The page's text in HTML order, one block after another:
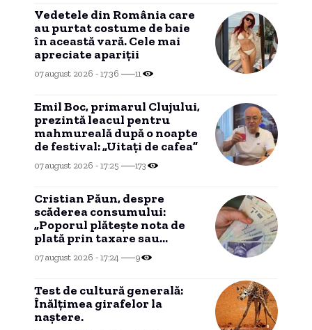
Vedetele din România care
au purtat costume de baie
în această vară. Cele mai
apreciate apariții
07 august 2026 - 17:36 11
Emil Boc, primarul Clujului,
prezintă leacul pentru
mahmureală după o noapte
de festival: „Uitați de cafea”
07 august 2026 - 17:25 173
Cristian Păun, despre
scăderea consumului:
„Poporul plătește nota de
plată prin taxare sau
inflație. Statul rămâne obez
și resursofag”
07 august 2026 - 17:24 9
Test de cultură generală:
Înălțimea girafelor la
naștere.